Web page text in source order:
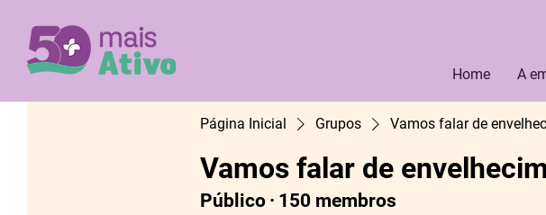
Home A
Página Inicial Grupos Vamos falar de
Vamos falar de
Público · 150 membros